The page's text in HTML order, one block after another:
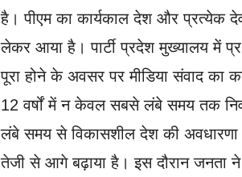
है। पीएम का कार्यकाल देश और प्रत्येक
लेकर आया है। पार्टी प्रदेश मुख्यालय में
पूरा होने के अवसर पर मीडिया संवाद का
12 वर्षों में न केवल सबसे लंबे समय तक
लंबे समय से विकासशील देश की अवधारणा
तेजी से आगे बढ़ाया है। इस दौरान जनता